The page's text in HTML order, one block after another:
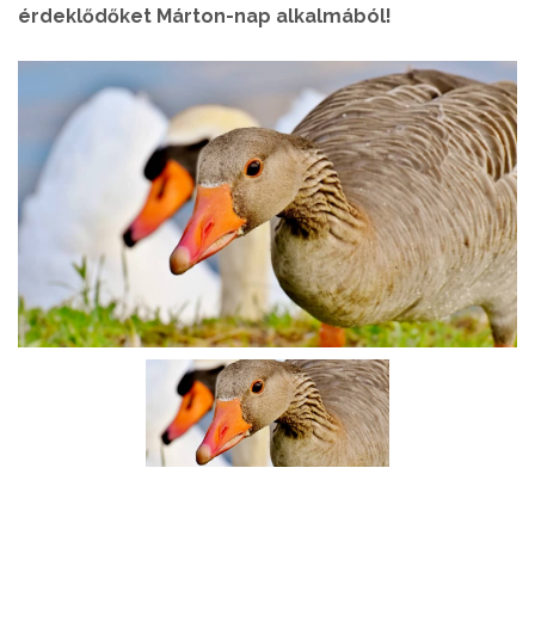
érdeklődőket Márton-nap alkalmából!